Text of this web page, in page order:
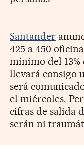
Santander
425 a 450
mínimo del 13%
llevará consigo
será
el miércoles.
cifras de salida
serán ni